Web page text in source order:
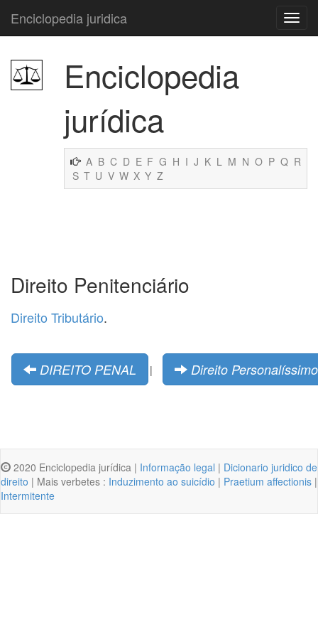
Enciclopedia juridica
Enciclopedia
jurídica
A B C D E F G H I J K L M N O P Q R
S T U V W X Y Z
Direito Penitenciário
Direito Tributário.
DIREITO PENAL | Direito Personalíssimo
2020 Enciclopedia jurídica | Informação legal | Dicionario juridico de
direito | Mais verbetes : Induzimento ao suicídio | Praetium affectionis |
Intermitente